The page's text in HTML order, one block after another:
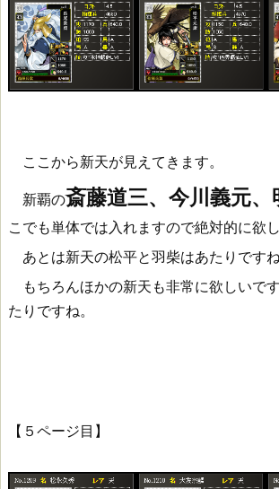
ここから新天が見えてきます。
新覇の斎藤道三、今川義元、
こでも単体では入れますので絶対的に欲し
あとは新天の松平と羽柴はあたりですね
もちろんほかの新天も非常に欲しいで
たりですね。
【５ページ目】